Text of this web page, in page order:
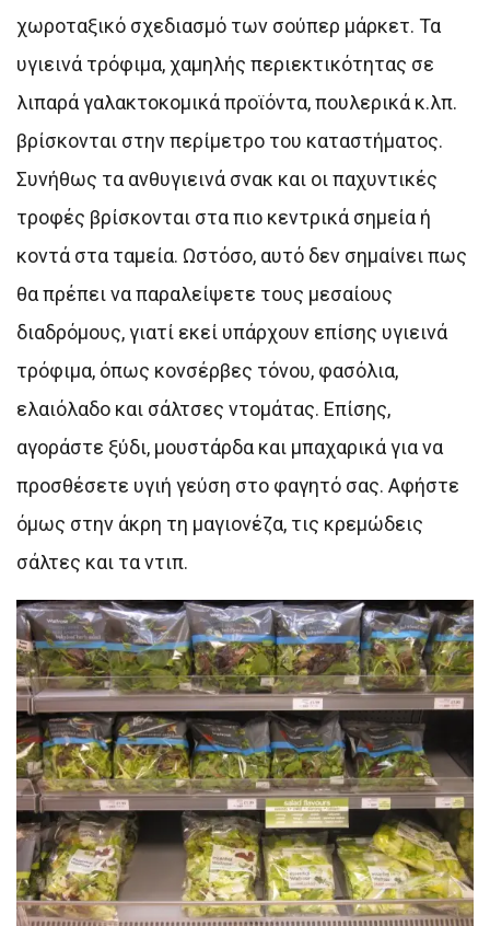
χωροταξικό σχεδιασμό των σούπερ μάρκετ. Τα
υγιεινά τρόφιμα, χαμηλής περιεκτικότητας σε
λιπαρά γαλακτοκομικά προϊόντα, πουλερικά κ.λπ.
βρίσκονται στην περίμετρο του καταστήματος.
Συνήθως τα ανθυγιεινά σνακ και οι παχυντικές
τροφές βρίσκονται στα πιο κεντρικά σημεία ή
κοντά στα ταμεία. Ωστόσο, αυτό δεν σημαίνει πως
θα πρέπει να παραλείψετε τους μεσαίους
διαδρόμους, γιατί εκεί υπάρχουν επίσης υγιεινά
τρόφιμα, όπως κονσέρβες τόνου, φασόλια,
ελαιόλαδο και σάλτσες ντομάτας. Επίσης,
αγοράστε ξύδι, μουστάρδα και μπαχαρικά για να
προσθέσετε υγιή γεύση στο φαγητό σας. Αφήστε
όμως στην άκρη τη μαγιονέζα, τις κρεμώδεις
σάλτες και τα ντιπ.